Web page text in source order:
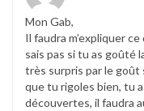
Mon Gab,
Il faudra m’expliquer
sais pas si tu as goûté
très surpris par le goût
que tu rigoles bien, tu
découvertes, il faudra